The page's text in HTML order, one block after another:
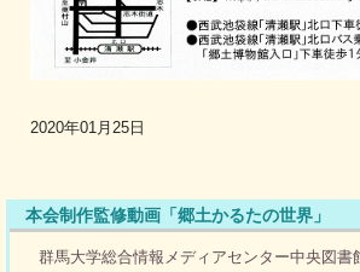
2020年01月25日
本会制作監修動画「郷土かるたの世界」
群馬大学総合情報メディアセンター中央図書